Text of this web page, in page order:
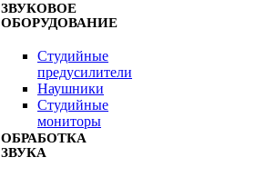
ЗВУКОВОЕ
ОБОРУДОВАНИЕ
Студийные
предусилители
Наушники
Студийные
мониторы
ОБРАБОТКА
ЗВУКА